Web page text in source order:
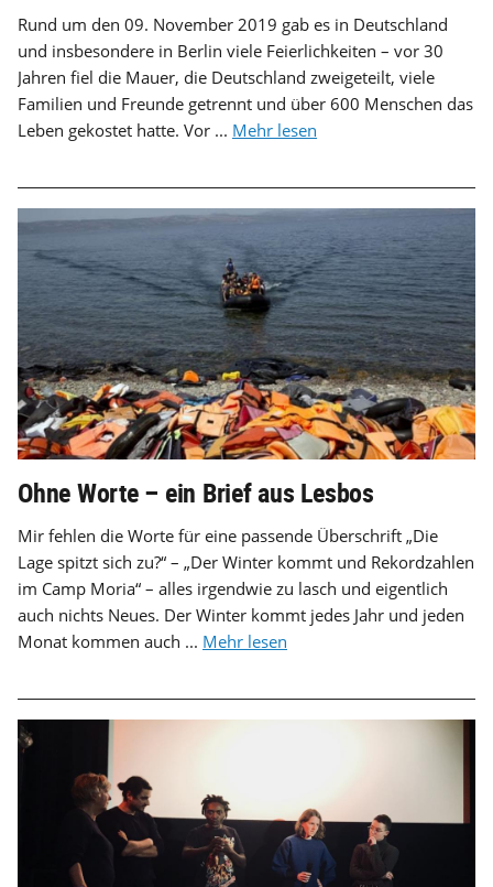
Rund um den 09. November 2019 gab es in Deutschland
und insbesondere in Berlin viele Feierlichkeiten – vor 30
Jahren fiel die Mauer, die Deutschland zweigeteilt, viele
Familien und Freunde getrennt und über 600 Menschen das
Leben gekostet hatte. Vor ... Mehr lesen
Ohne Worte – ein Brief aus Lesbos
Mir fehlen die Worte für eine passende Überschrift „Die
Lage spitzt sich zu?“ – „Der Winter kommt und Rekordzahlen
im Camp Moria“ – alles irgendwie zu lasch und eigentlich
auch nichts Neues. Der Winter kommt jedes Jahr und jeden
Monat kommen auch ... Mehr lesen